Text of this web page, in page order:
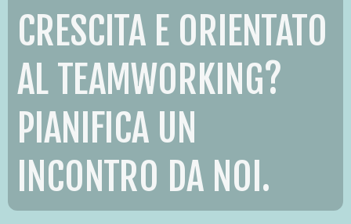
CRESCITA E ORIENTATO
AL TEAMWORKING?
PIANIFICA UN
INCONTRO DA NOI.